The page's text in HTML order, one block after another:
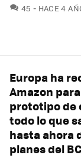
45 HACE 4
Europa ha
Amazon
prototipo de
todo lo que
hasta ahora
planes del